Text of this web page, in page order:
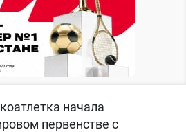
начала
первенстве с